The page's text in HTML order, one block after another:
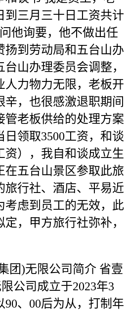
到三月三十日工资共计
他询要，他不做出任
扬到劳动局和五台山办
山办理委员会调整，
人力物力无限，老板开
辛，也很感激退职期间
管老板供给的处理方案
日领取3500工资，和谈
资），我自和谈成立生
在五台山景区参取此旅
旅行社、酒店、平易近
考虑到员工的无效，此
，甲方旅行社弥补，
)无限公司简介 省壹
公司成立于2023年3
90、00后为从，打制年